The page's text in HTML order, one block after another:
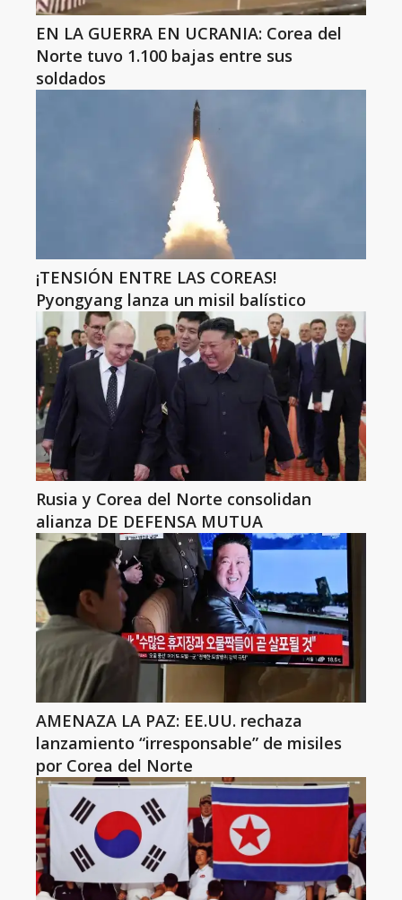
EN LA GUERRA EN UCRANIA: Corea del
Norte tuvo 1.100 bajas entre sus
soldados
¡TENSIÓN ENTRE LAS COREAS!
Pyongyang lanza un misil balístico
Rusia y Corea del Norte consolidan
alianza DE DEFENSA MUTUA
AMENAZA LA PAZ: EE.UU. rechaza
lanzamiento “irresponsable” de misiles
por Corea del Norte